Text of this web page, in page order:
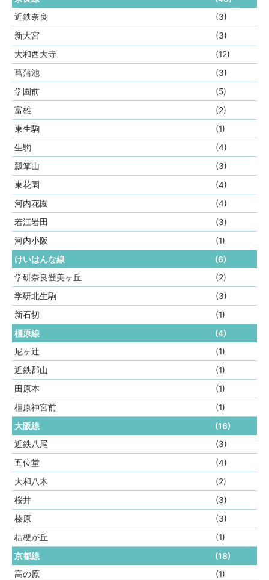
近鉄奈良
(3)
新大宮
(3)
大和西大寺
(12)
菖蒲池
(3)
学園前
(5)
富雄
(2)
東生駒
(1)
生駒
(4)
瓢箪山
(3)
東花園
(4)
河内花園
(4)
若江岩田
(3)
河内小阪
(1)
けいはんな線
(6)
学研奈良登美ヶ丘
(2)
学研北生駒
(3)
新石切
(1)
橿原線
(4)
尼ヶ辻
(1)
近鉄郡山
(1)
田原本
(1)
橿原神宮前
(1)
大阪線
(16)
近鉄八尾
(3)
五位堂
(4)
大和八木
(2)
桜井
(3)
榛原
(3)
桔梗が丘
(1)
京都線
(18)
高の原
(1)